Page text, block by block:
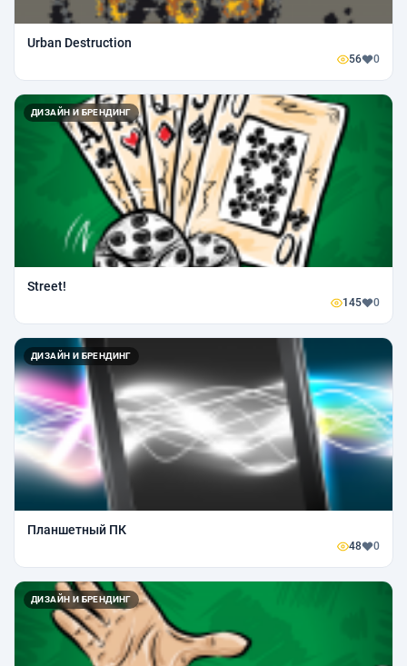
Urban Destruction
56 0
ДИЗАЙН И БРЕНДИНГ
Street!
145 0
ДИЗАЙН И БРЕНДИНГ
Планшетный ПК
48 0
ДИЗАЙН И БРЕНДИНГ